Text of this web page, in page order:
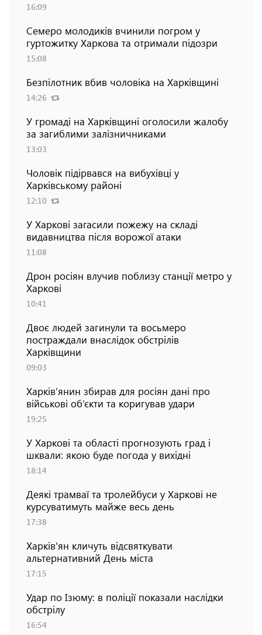
16:09
Семеро молодиків вчинили погром у
гуртожитку Харкова та отримали підозри
15:08
Безпілотник вбив чоловіка на Харківщині
14:26
У громаді на Харківщині оголосили жалобу
за загиблими залізничниками
13:03
Чоловік підірвався на вибухівці у
Харківському районі
12:10
У Харкові загасили пожежу на складі
видавництва після ворожої атаки
11:08
Дрон росіян влучив поблизу станції метро у
Харкові
10:41
Двоє людей загинули та восьмеро
постраждали внаслідок обстрілів
Харківщини
09:03
Харків’янин збирав для росіян дані про
військові об’єкти та коригував удари
19:25
У Харкові та області прогнозують град і
шквали: якою буде погода у вихідні
18:14
Деякі трамваї та тролейбуси у Харкові не
курсуватимуть майже весь день
17:38
Харків'ян кличуть відсвяткувати
альтернативний День міста
17:15
Удар по Ізюму: в поліції показали наслідки
обстрілу
16:54